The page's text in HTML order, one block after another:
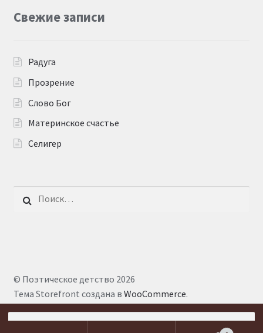
Свежие записи
Радуга
Прозрение
Слово Бог
Материнское счастье
Селигер
Найти:
© Поэтическое детство 2026
Тема Storefront создана в WooCommerce.
Искать: